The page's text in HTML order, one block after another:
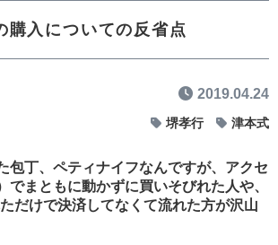
購入についての反省点
2019.04.24
堺孝行 津本式
包丁、ペティナイフなんですが、アクセ
でまともに動かずに買いそびれた人や、
だけで決済してなくて流れた方が沢山